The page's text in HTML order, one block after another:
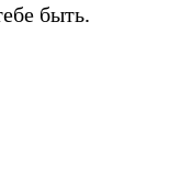
быть.